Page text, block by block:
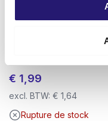
Vis de vidange TX-25
€ 1,99
excl. BTW: € 1,64
Rupture de stock